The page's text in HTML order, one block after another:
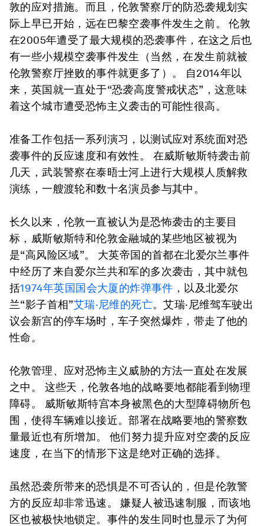
敦的应对措施。而且，伦敦警察厅的防恐袭规划实
际上早已开始，远在巴黎空袭事件发生之前。 伦敦
在2005年遭受了最大规模的恐袭事件，在这之后也
有一些小规模空袭事件发生（当然，在发生前就被
伦敦警察厅挫败的事件就更多了）。 自2014年以
来，英国就一直处于“恐袭高度警戒状态”，这意味
着这个城市遭受恐怖主义袭击的可能性很高。
准备工作包括一系列演习，以测试应对系统面对恐
袭事件的反应速度和有效性。 在威斯敏斯特袭击前
几天，武装警察在泰晤士河上进行大规模人质解救
演练，一艘渡轮和数十名演员参与其中。
长久以来，伦敦一直被认为是恐怖袭击的主要目
标，威斯敏斯特和伦敦金融城的某些地区被视为
是“高风险区域”。 大英帝国的首都在北爱尔兰事件
中经历了来自爱尔兰共和军的多次袭击，其中就包
括1974年英国国会大厦的炸弹事件 ，以及北爱尔
兰“影子首相”艾瑞·尼维的死亡。艾瑞·尼维驾车驶出
议会新宫的停车场时，车子突然爆炸，带走了他的
性命。
伦敦管理、应对恐怖主义威胁的方法一直处在发展
之中。 这些天，伦敦各地的战略要地都能看到物理
障碍。 威斯敏斯特宫本身被黑色的大型障碍物所包
围，使得车辆难以接近。部署在战略要地的警察数
量最近也有所增加。 他们努力提升应对空袭的反应
速度，在当下的情形下这是绝对正确的选择。
虽然恐袭所带来的恐惧是不可否认的，但是伦敦警
方的反应却非常迅速。 嫌疑人被迅速制服，而该地
区也被极快地锁定。事件的发生同时也显示了为何